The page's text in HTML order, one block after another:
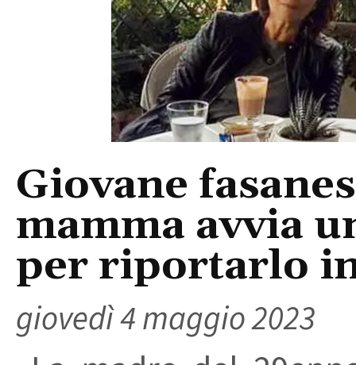
Giovane
mamma avvia
per riportarlo
giovedì 4 maggio 2023